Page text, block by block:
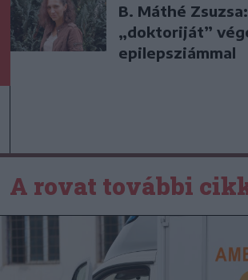
B. Máthé
„doktoriját”
epilepsziámmal
A rovat további